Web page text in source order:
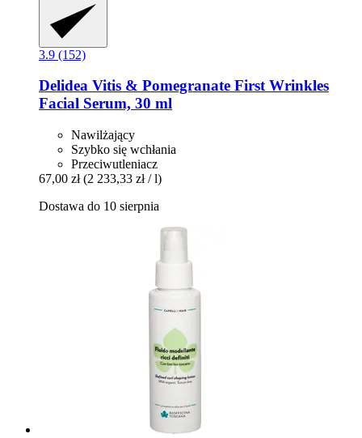
3.9 (152)
Delidea Vitis & Pomegranate First Wrinkles
Facial Serum, 30 ml
Nawilżający
Szybko się wchłania
Przeciwutleniacz
67,00 zł (2 233,33 zł / l)
Dostawa do 10 sierpnia